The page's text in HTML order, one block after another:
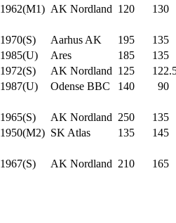
1962(M1) AK Nordland 120 130
1970(S) Aarhus AK 195 135
1985(U) Ares 185 135
1972(S) AK Nordland 125
1987(U) Odense BBC 140 90
1965(S) AK Nordland 250 135
1950(M2) SK Atlas 135 145
1967(S) AK Nordland 210 165